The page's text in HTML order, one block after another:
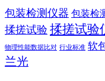
包装检测仪器 包装检
揉搓试验 揉搓试验
物理性能数据比对 行业标准 软
兰光